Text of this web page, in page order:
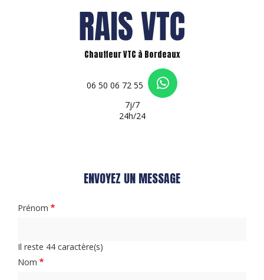
Chauffeur VTC à Bordeaux
06 50 06 72 55
7j/7
24h/24
ENVOYEZ UN MESSAGE
Prénom
Il reste 44 caractère(s)
Nom